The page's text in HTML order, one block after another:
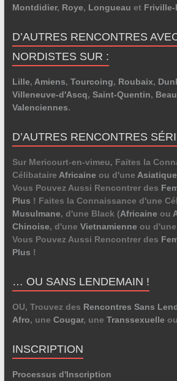
Montdidier, Roye, Longueau et
D’AUTRES RENCONTRES
NORDISTES SUR :
Lille, Amiens, Tourcoing, Roubaix,
Villeneuve-d'Ascq, Saint-Quentin,
Valenciennes.
D’AUTRES RENCONTRES
Sur Mericourt-en-vimeu, Faites la
Célibataire Africaine ou d'une Asiatique
Vous Pouvez Aussi Rencontrer des
Plus ! Faites la Connaissance d'une
Musulmane, d'une Black (Africaine ou
Chinoise, d'une Vietnamienne ou
Vous Pouvez Aussi Rencontrer des
Plus !
… OU SANS LENDEMAIN !
OU, Trouvez des Rencontres Sans
Afro, une Cougar, une Transsexuelle
INSCRIPTION
Processus d'Inscription